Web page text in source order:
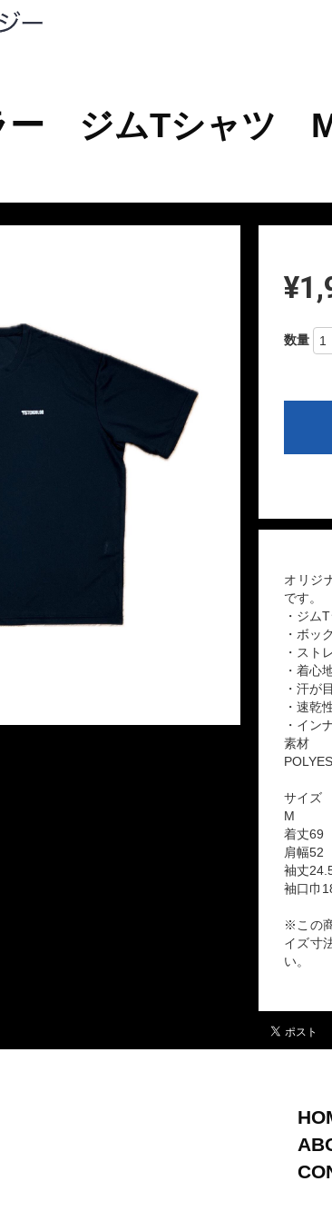
ー ジムTシャツ M
数量
オリジ
です。
・ジム
・ボッ
・スト
・着心
・汗が
・速乾
・イン
素材
サイズ
M
着丈69
肩幅52
袖丈
袖口巾
※この
イズ寸
い。